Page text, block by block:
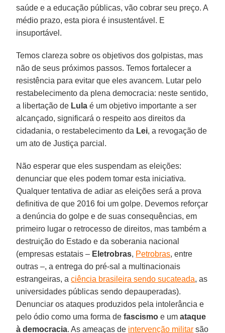
saúde e a educação públicas, vão cobrar seu preço. A
médio prazo, esta piora é insustentável. E
insuportável.
Temos clareza sobre os objetivos dos golpistas, mas
não de seus próximos passos. Temos fortalecer a
resistência para evitar que eles avancem. Lutar pelo
restabelecimento da plena democracia: neste sentido,
a libertação de Lula é um objetivo importante a ser
alcançado, significará o respeito aos direitos da
cidadania, o restabelecimento da Lei, a revogação de
um ato de Justiça parcial.
Não esperar que eles suspendam as eleições:
denunciar que eles podem tomar esta iniciativa.
Qualquer tentativa de adiar as eleições será a prova
definitiva de que 2016 foi um golpe. Devemos reforçar
a denúncia do golpe e de suas consequências, em
primeiro lugar o retrocesso de direitos, mas também a
destruição do Estado e da soberania nacional
(empresas estatais – Eletrobras, Petrobras, entre
outras –, a entrega do pré-sal a multinacionais
estrangeiras, aciência brasileira sendo sucateada, as
universidades públicas sendo depauperadas).
Denunciar os ataques produzidos pela intolerância e
pelo ódio como uma forma defascismo e umataque
à democracia. As ameaças de intervenção militar são